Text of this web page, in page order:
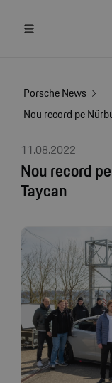
Porsche News
Nou record pe
11.08.2022
Nou record
Taycan